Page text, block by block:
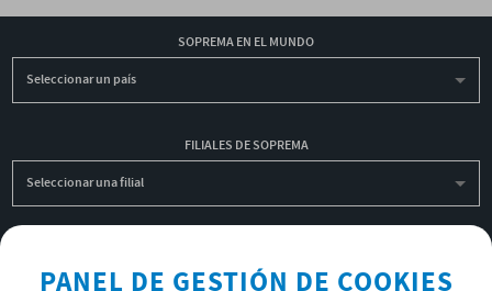
SOPREMA EN EL MUNDO
Seleccionar un país
FILIALES DE SOPREMA
Seleccionar una filial
PANEL DE GESTIÓN DE COOKIES